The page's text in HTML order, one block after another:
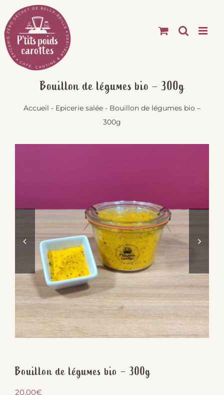
Passer
au
contenu
Bouillon de légumes bio – 300g
Accueil - Epicerie salée - Bouillon de légumes bio –
300g
Bouillon de légumes bio – 300g
20,00€